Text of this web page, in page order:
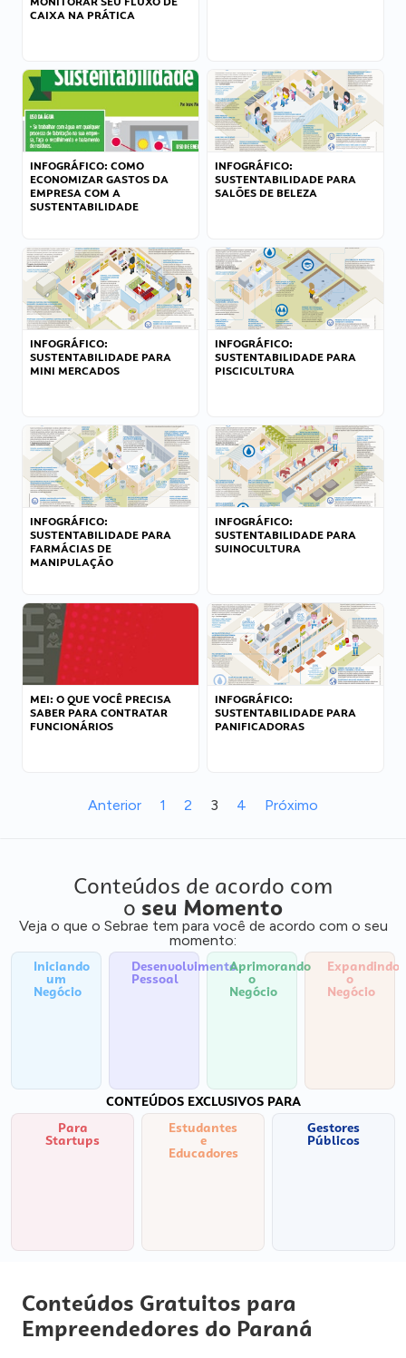
CAIXA NA PRÁTICA
INFOGRÁFICO: COMO
ECONOMIZAR GASTOS DA
EMPRESA COM A
SUSTENTABILIDADE
INFOGRÁFICO:
SUSTENTABILIDADE PARA
SALÕES DE BELEZA
INFOGRÁFICO:
SUSTENTABILIDADE PARA
MINI MERCADOS
INFOGRÁFICO:
SUSTENTABILIDADE PARA
PISCICULTURA
INFOGRÁFICO:
SUSTENTABILIDADE PARA
FARMÁCIAS DE
MANIPULAÇÃO
INFOGRÁFICO:
SUSTENTABILIDADE PARA
SUINOCULTURA
MEI: O QUE VOCÊ PRECISA
SABER PARA CONTRATAR
FUNCIONÁRIOS
INFOGRÁFICO:
SUSTENTABILIDADE PARA
PANIFICADORAS
Anterior 1 2 3 4 Próximo
Conteúdos de acordo com
o seu Momento
Veja o que o Sebrae tem para você de acordo com o seu
momento:
Iniciando
um
Negócio
Desenvolvimento
Pessoal
Aprimorando
o
Negócio
Expandindo
o
Negócio
CONTEÚDOS EXCLUSIVOS PARA
Para
Startups
Estudantes
e
Educadores
Gestores
Públicos
Conteúdos Gratuitos para
Empreendedores do Paraná